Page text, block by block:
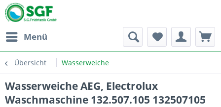
Menü
Übersicht Wasserweiche
Wasserweiche AEG, Electrolux
Waschmaschine 132.507.105 132507105